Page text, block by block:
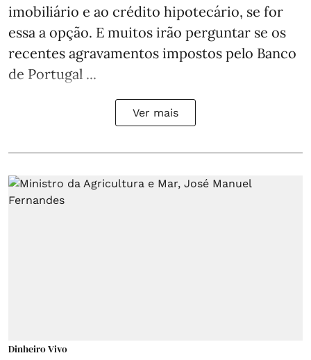
imobiliário e ao crédito hipotecário, se for
essa a opção. E muitos irão perguntar se os
recentes agravamentos impostos pelo Banco
de Portugal ...
Ver mais
Dinheiro Vivo